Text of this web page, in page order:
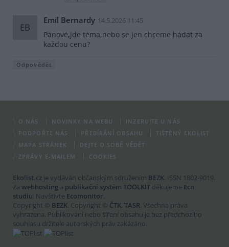
EB
Emil Bernardy 14.5.2026 11:45
Pánové,jde téma,nebo se jen chceme hádat za
každou cenu?
Odpovědět
O NÁS NOVINKY NA WEBU
INZERUJTE U NÁS
PODPOŘTE NÁS
PŘEBÍRÁNÍ OBSAHU
TIŠTĚNÝ EKOLIST
MAPA STRÁNEK
DEJTE O SOBĚ VĚDĚT
ZPRÁVY E-MAILEM
COOKIES
Ekolist.cz je vydáván občanským sdružením BEZK. ISSN 1802-9019.
Za webhosting a publikační systém TOOLKIT děkujeme Ecn
studiu. Navštivte Ecomonitor.
Copyright © BEZK. Copyright © ČTK, TASR. Všechna práva
vyhrazena. Publikování nebo šíření obsahu je bez předchozího
souhlasu držitele autorských práv zakázáno.